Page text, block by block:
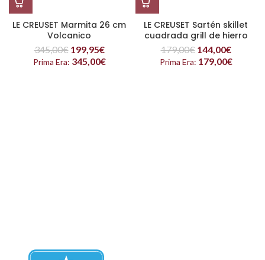
LE CREUSET Marmita 26 cm
Volcanico
345,00€ 199,95€
Prima Era: 345,00€
LE CREUSET Sartén skillet
cuadrada grill de hierro
fundido 26×26 cm
Volcanico
179,00€ 144,00€
Prima Era: 179,00€